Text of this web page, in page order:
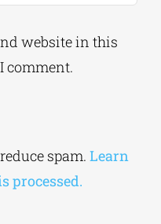
website in this